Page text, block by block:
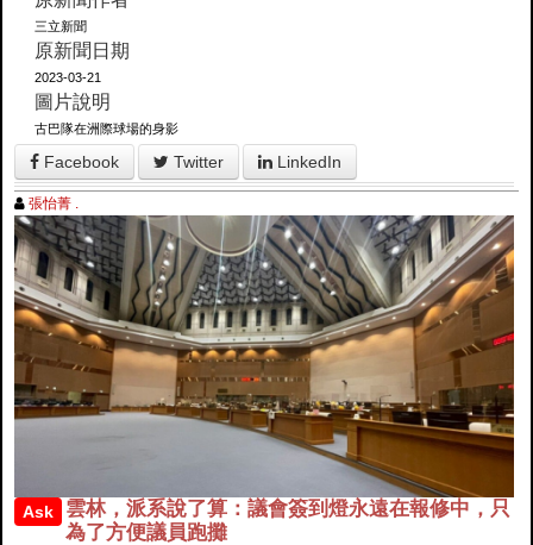
三立新聞
原新聞日期
2023-03-21
圖片說明
古巴隊在洲際球場的身影
Facebook Twitter LinkedIn
張怡菁 .
Ask
雲林，派系說了算：議會簽到燈永遠在報修中，只
為了方便議員跑攤